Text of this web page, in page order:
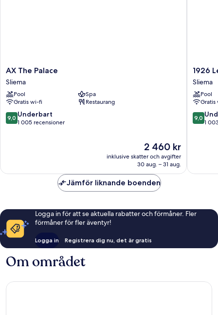
AX
The
Palace
Sliema
AX The Palace
Sliema
Pool
Spa
Gratis wi-fi
Restaurang
9.0
av
9,0 Underbart
1 005 recensioner
Priset
är
2 460 kr
2 460 kr
inklusive skatter och avgifter
30 aug. – 31 aug.
1926
Le
Soleil
Hotel
&
SPA
Sliema
1926
Sliema
Pool
9.0
av
9,0
1
Jämför liknande boenden
Logga in för att se aktuella rabatter och förmåner. Fler
förmåner för fler äventyr!
Logga in Registrera dig nu, det är gratis
Om området